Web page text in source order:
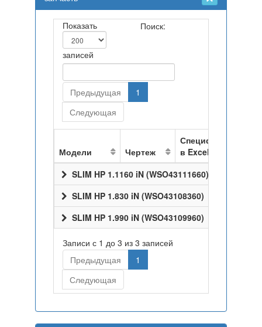
Показать
записей
Поиск:
Предыдущая
1
Следующая
Модели Чертеж
Спецификация
в Excel
SLIM HP 1.1160 iN (WSO43111660)
SLIM HP 1.830 iN (WSO43108360)
SLIM HP 1.990 iN (WSO43109960)
Записи с 1 до 3 из 3 записей
Предыдущая
1
Следующая